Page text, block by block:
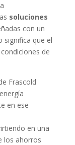
soluciones
con un
significa que el
de
Frascold
en ese
en una
los ahorros